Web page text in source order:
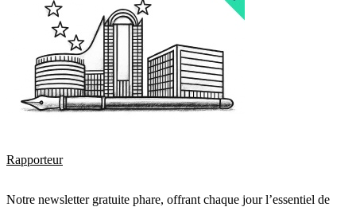
Rapporteur
Notre newsletter gratuite phare, offrant chaque jour l’essentiel de